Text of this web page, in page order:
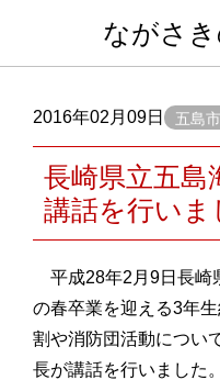
ながさ
2016年02月09日 五島市
長崎県立五島
講話を行いま
平成28年2月9日長崎
の春卒業を迎える3年
割や消防団活動につい
長が講話を行いました。